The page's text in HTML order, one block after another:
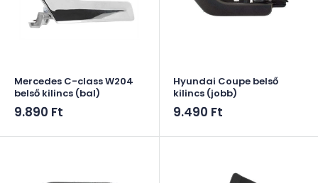
Mercedes C-class W204
belső kilincs (bal)
Akciós
9.890 Ft
Hyundai Coupe belső
kilincs (jobb)
Akciós
9.490 Ft